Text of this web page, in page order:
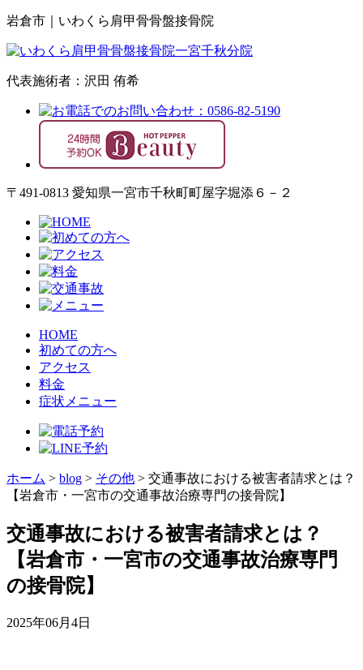
岩倉市｜いわくら肩甲骨骨盤接骨院
代表施術者：沢田 侑希
〒491-0813 愛知県一宮市千秋町町屋字堀添６－２
HOME
初めての方へ
アクセス
料金
症状メニュー
ホーム > blog > その他 > 交通事故における被害者請求とは？
【岩倉市・一宮市の交通事故治療専門の接骨院】
交通事故における被害者請求とは？
【岩倉市・一宮市の交通事故治療専門
の接骨院】
2025年06月4日